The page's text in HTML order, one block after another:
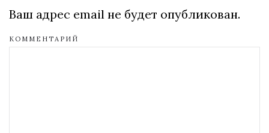
Ваш адрес email не будет опубликован.
КОММЕНТАРИЙ